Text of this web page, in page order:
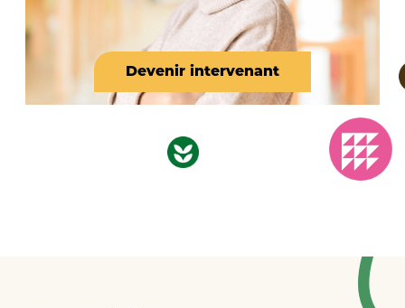
Devenir intervenant